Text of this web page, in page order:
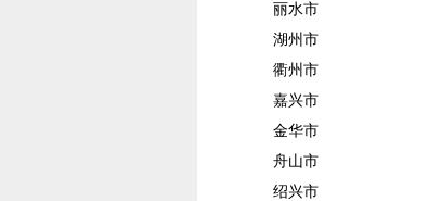
丽水市
湖州市
衢州市
嘉兴市
金华市
舟山市
绍兴市